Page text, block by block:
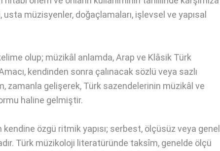
müzisyenler, doğaçlamaları, işlevsel ve yapısal
olup; müzikâl anlamda, Arap ve Klâsik Türk
kendinden sonra çalınacak sözlü veya sazlı
zamanla gelişerek, Türk sazendelerinin müzikâl ve
haline gelmiştir.
özgü ritmik yapısı; serbest, ölçüsüz veya genel
Türk müzikoloji literatüründe taksîm, genelde ölçü